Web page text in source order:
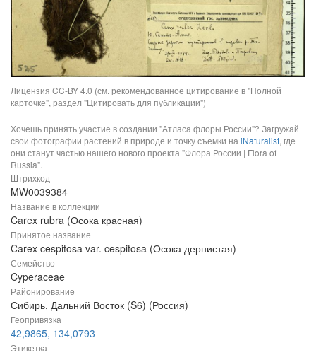
Лицензия CC-BY 4.0 (см. рекомендованное цитирование в "Полной
карточке", раздел "Цитировать для публикации")
Хочешь принять участие в создании "Атласа флоры России"? Загружай
свои фотографии растений в природе и точку съемки на iNaturalist, где
они станут частью нашего нового проекта "Флора России | Flora of
Russia".
Штрихкод
MW0039384
Название в коллекции
Carex rubra (Осока красная)
Принятое название
Carex cespitosa var. cespitosa (Осока дернистая)
Семейство
Cyperaceae
Районирование
Сибирь, Дальний Восток (S6) (Россия)
Геопривязка
42,9865, 134,0793
Этикетка